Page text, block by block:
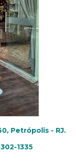
Petrópolis - RJ.
1335